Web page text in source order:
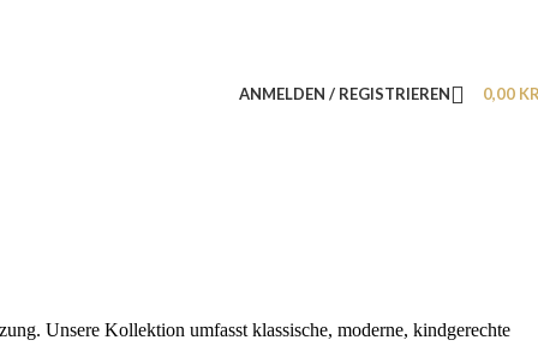
ANMELDEN / REGISTRIEREN
0,00
Unsere Kollektion umfasst klassische, moderne, kindgerechte